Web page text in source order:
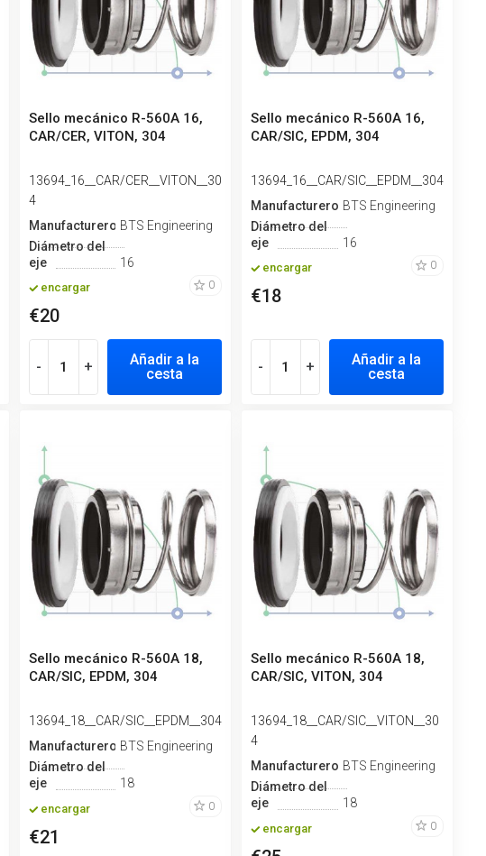
Sello mecánico R-560A 16,
CAR/CER, VITON, 304
13694_16__CAR/CER__VITON__30
4
Manufacturero BTS Engineering
Diámetro del
eje
16
encargar 0
€20
- +
Añadir a la
cesta
Sello mecánico R-560A 16,
CAR/SIC, EPDM, 304
13694_16__CAR/SIC__EPDM__304
Manufacturero BTS Engineering
Diámetro del
eje
16
encargar 0
€18
- +
Añadir a la
cesta
Sello mecánico R-560A 18,
CAR/SIC, EPDM, 304
13694_18__CAR/SIC__EPDM__304
Manufacturero BTS Engineering
Diámetro del
eje
18
encargar 0
€21
Sello mecánico R-560A 18,
CAR/SIC, VITON, 304
13694_18__CAR/SIC__VITON__30
4
Manufacturero BTS Engineering
Diámetro del
eje
18
encargar 0